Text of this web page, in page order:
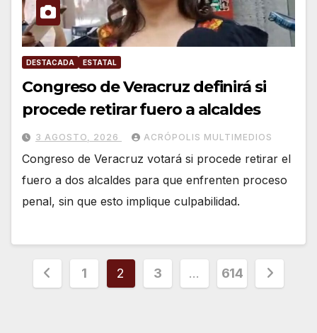
DESTACADA ESTATAL
Congreso de Veracruz definirá si
procede retirar fuero a alcaldes
3 AGOSTO, 2026 ACRÓPOLIS MULTIMEDIOS
Congreso de Veracruz votará si procede retirar el
fuero a dos alcaldes para que enfrenten proceso
penal, sin que esto implique culpabilidad.
Paginación
1 2 3 … 614